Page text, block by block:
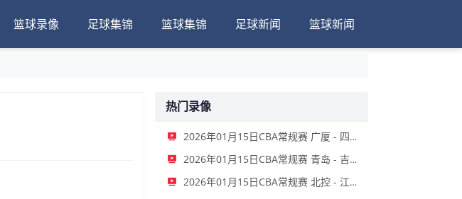
篮球录像 足球集锦 篮球集锦 足球新闻 篮球新闻
热门录像
2026年01月15日CBA常规赛 广厦 - 四川 全场录像
2026年01月15日CBA常规赛 青岛 - 吉林 全场录像
2026年01月15日CBA常规赛 北控 - 江苏 全场录像